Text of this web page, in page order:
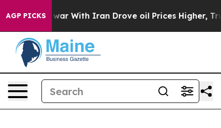
AGP PICKS
As war With Iran Drove oil Prices Higher,